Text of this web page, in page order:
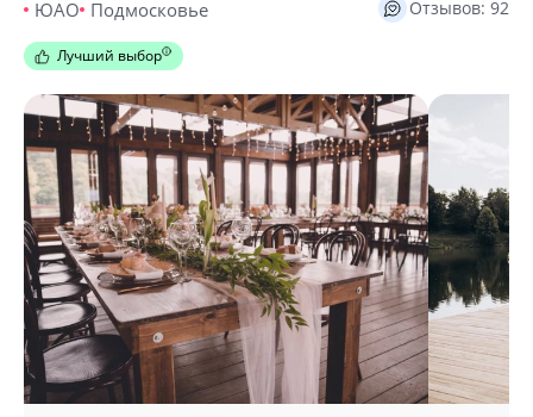
ЮАО Подмосковье Отзывов: 92
Лучший выбор